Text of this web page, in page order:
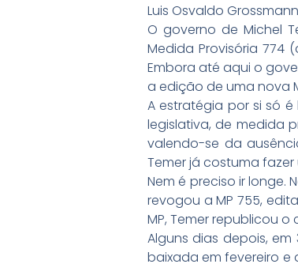
Luis Osvaldo
O governo de Michel
Medida Provisória
Embora até aqui o
a edição de uma nova
A estratégia por si só
legislativa, de medida
valendo-se da
Temer já costuma
Nem é preciso ir longe.
revogou a MP 755,
MP, Temer republicou
Alguns dias depois,
baixada em fevereiro e